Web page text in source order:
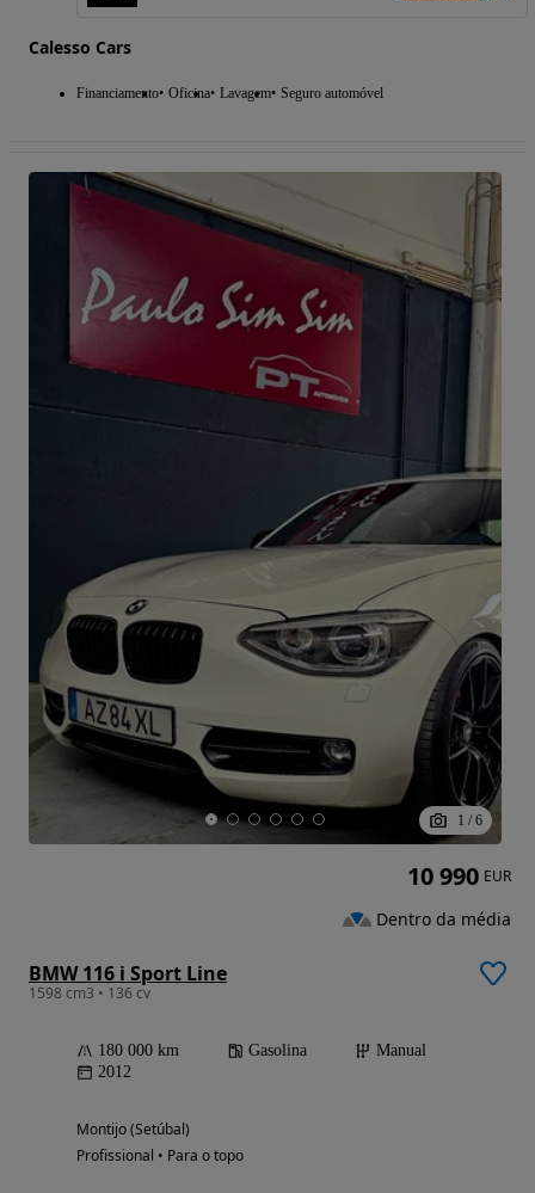
Calesso Cars
Financiamento Oficina Lavagem Seguro automóvel
1 / 6
BMW 116 i Sport Line
1598 cm3 • 136 cv
180 000 km Gasolina
Manual
2012
Montijo (Setúbal)
Profissional • Para o topo
10 990 EUR
Dentro da média